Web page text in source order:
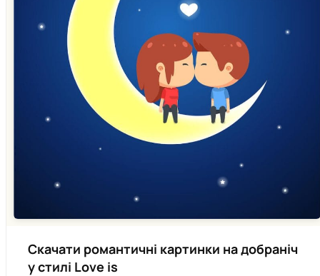
Скачати романтичні картинки на добраніч
у стилі Love is